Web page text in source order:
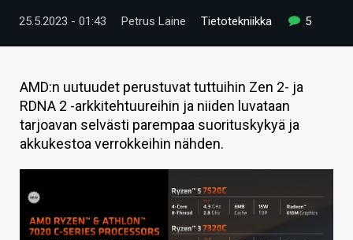
VIDEOT
TECHBBS
TIETOA
HINTA.FI
KAUPPA
25.5.2023 - 01:43 Petrus Laine Tietotekniikka 5
AMD:n uutuudet perustuvat tuttuihin Zen 2- ja
RDNA 2 -arkkitehtuureihin ja niiden luvataan
tarjoavan selvästi parempaa suorituskykyä ja
akkukestoa verrokkeihin nähden.